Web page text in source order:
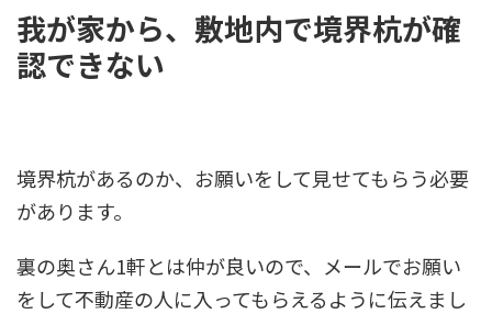
我が家から、敷地内で境界杭が確
認できない
境界杭があるのか、お願いをして見せてもらう必要
があります。
裏の奥さん1軒とは仲が良いので、メールでお願い
をして不動産の人に入ってもらえるように伝えまし